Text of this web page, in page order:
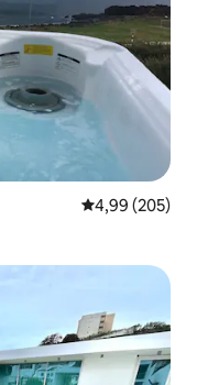
Évaluation
4,99 (205)